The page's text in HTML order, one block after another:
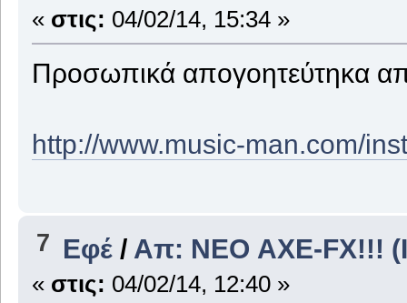
« στις: 04/02/14, 15:34 »
Προσωπικά απογοητεύτηκα
http://www.music-man.com/
7 Εφέ / Απ: ΝΕΟ AXE-FX!!!
« στις: 04/02/14, 12:40 »